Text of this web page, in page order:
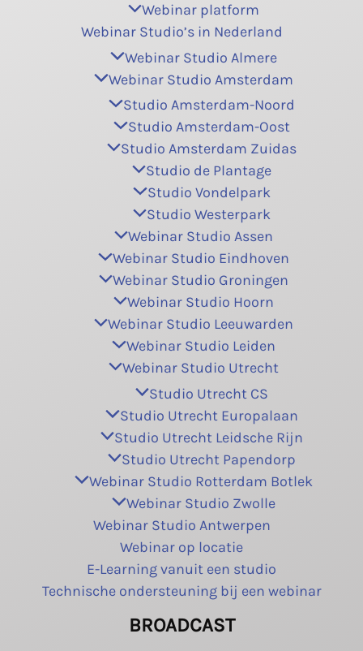
Webinar platform
Webinar Studio’s in Nederland
Webinar Studio Almere
Webinar Studio Amsterdam
Studio Amsterdam-Noord
Studio Amsterdam-Oost
Studio Amsterdam Zuidas
Studio de Plantage
Studio Vondelpark
Studio Westerpark
Webinar Studio Assen
Webinar Studio Eindhoven
Webinar Studio Groningen
Webinar Studio Hoorn
Webinar Studio Leeuwarden
Webinar Studio Leiden
Webinar Studio Utrecht
Studio Utrecht CS
Studio Utrecht Europalaan
Studio Utrecht Leidsche Rijn
Studio Utrecht Papendorp
Webinar Studio Rotterdam Botlek
Webinar Studio Zwolle
Webinar Studio Antwerpen
Webinar op locatie
E-Learning vanuit een studio
Technische ondersteuning bij een webinar
BROADCAST